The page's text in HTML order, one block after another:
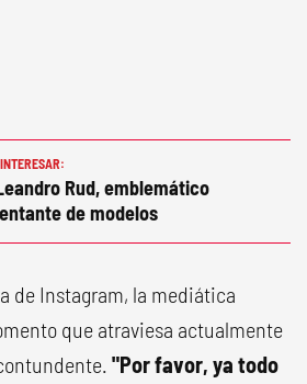
Rud, emblemático
de modelos
de Instagram, la mediática
que atraviesa actualmente
"Por favor, ya todo